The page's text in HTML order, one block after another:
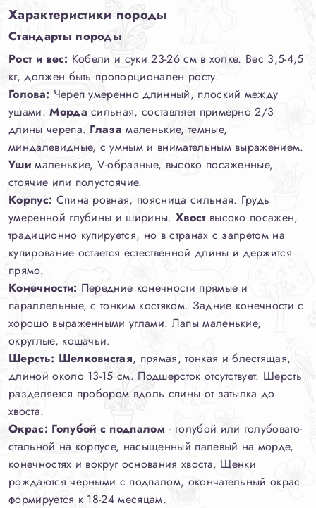
Характеристики породы
Стандарты породы
Рост и вес: Кобели и суки 23-26 см в холке. Вес 3,5-4,5
кг, должен быть пропорционален росту.
Голова: Череп умеренно длинный, плоский между
ушами.Морда сильная, составляет примерно 2/3
длины черепа. Глаза маленькие, темные,
миндалевидные, с умным и внимательным выражением.
Ушималенькие, V-образные, высоко посаженные,
стоячие или полустоячие.
Корпус: Спина ровная, поясница сильная. Грудь
умеренной глубины и ширины. Хвоствысоко посажен,
традиционно купируется, но в странах с запретом на
купирование остается естественной длины и держится
прямо.
Конечности: Передние конечности прямые и
параллельные, с тонким костяком. Задние конечности с
хорошо выраженными углами. Лапы маленькие,
округлые, кошачьи.
Шерсть: Шелковистая, прямая, тонкая и блестящая,
длиной около 13-15 см. Подшерсток отсутствует. Шерсть
разделяется пробором вдоль спины от затылка до
хвоста.
Окрас: Голубой с подпалом - голубой или голубовато-
стальной на корпусе, насыщенный палевый на морде,
конечностях и вокруг основания хвоста. Щенки
рождаются черными с подпалом, окончательный окрас
формируется к 18-24 месяцам.